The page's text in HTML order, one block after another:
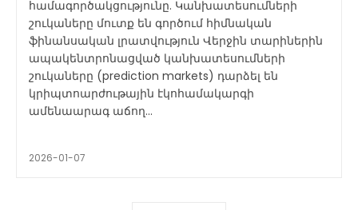
համագործակցությունը. Կանխատեսումների
շուկաները մուտք են գործում հիմնական
ֆինանսական լրատվություն Վերջին տարիներին
ապակենտրոնացված կանխատեսումների
շուկաները (prediction markets) դարձել են
կրիպտոարժութային էկոհամակարգի
ամենաարագ աճող...
2026-01-07